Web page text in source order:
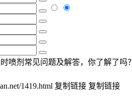
喷剂常见问题及解答，你了解了吗？
1419.html 复制链接 复制链接